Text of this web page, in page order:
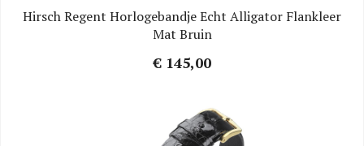
Hirsch Regent Horlogebandje Echt Alligator Flankleer
Mat Bruin
€ 145,00